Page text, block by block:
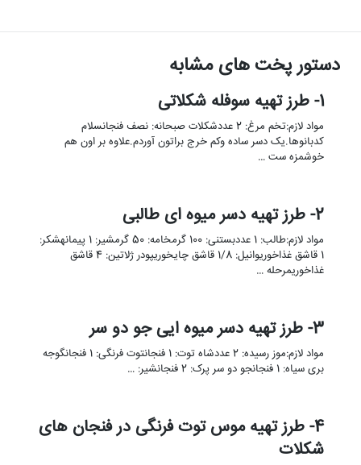
دستور پخت های مشابه
1- طرز تهیه سوفله شکلاتی
مواد لازم:تخم مرغ: 2 عددشکلات صبحانه: نصف فنجانسلام
کدبانوها.یک دسر ساده وکم خرج براتون آوردم.علاوه بر اون هم
خوشمزه ست …
2- طرز تهیه دسر میوه ای طالبی
مواد لازم:طالب: 1 عددبستنی: 100 گرمخامه: 50 گرمشیر: 1 پیمانهشکر:
1 قاشق غذاخوریوانیل: 1/8 قاشق چایخوریپودر ژلاتین: 4 قاشق
غذاخوریمرحله …
3- طرز تهیه دسر میوه ایی جو دو سر
مواد لازم:موز رسیده: 2 عددشاه توت: 1 فنجانتوت فرنگی: 1 فنجانگوجه
بری سیاه: 1 فنجانجو دو سر پرک: 2 فنجانشیر: …
4- طرز تهیه موس توت فرنگی در فنجان های
شکلات